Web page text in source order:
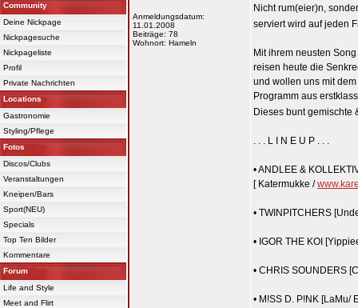
Community
Deine Nickpage
Nickpagesuche
Nickpageliste
Profil
Private Nachrichten
Locations
Gastronomie
Styling/Pflege
Fotos
Discos/Clubs
Veranstaltungen
Kneipen/Bars
Sport(NEU)
Specials
Top Ten Bilder
Kommentare
Forum
Life and Style
Meet and Flirt
Anmeldungsdatum:
11.01.2008
Beiträge: 78
Wohnort: Hameln
Nicht rum(eier)n,
serviert wird auf jeden
Mit ihrem neusten
reisen heute die
und wollen uns mit
Programm aus
Dieses bunt
. . . L I N E U P . . .
• ANDLEE &
[ Katermukke /
• TWINPITCHERS
• IGOR THE KOI
• CHRIS SOUNDERS
• M!SS D. P!NK